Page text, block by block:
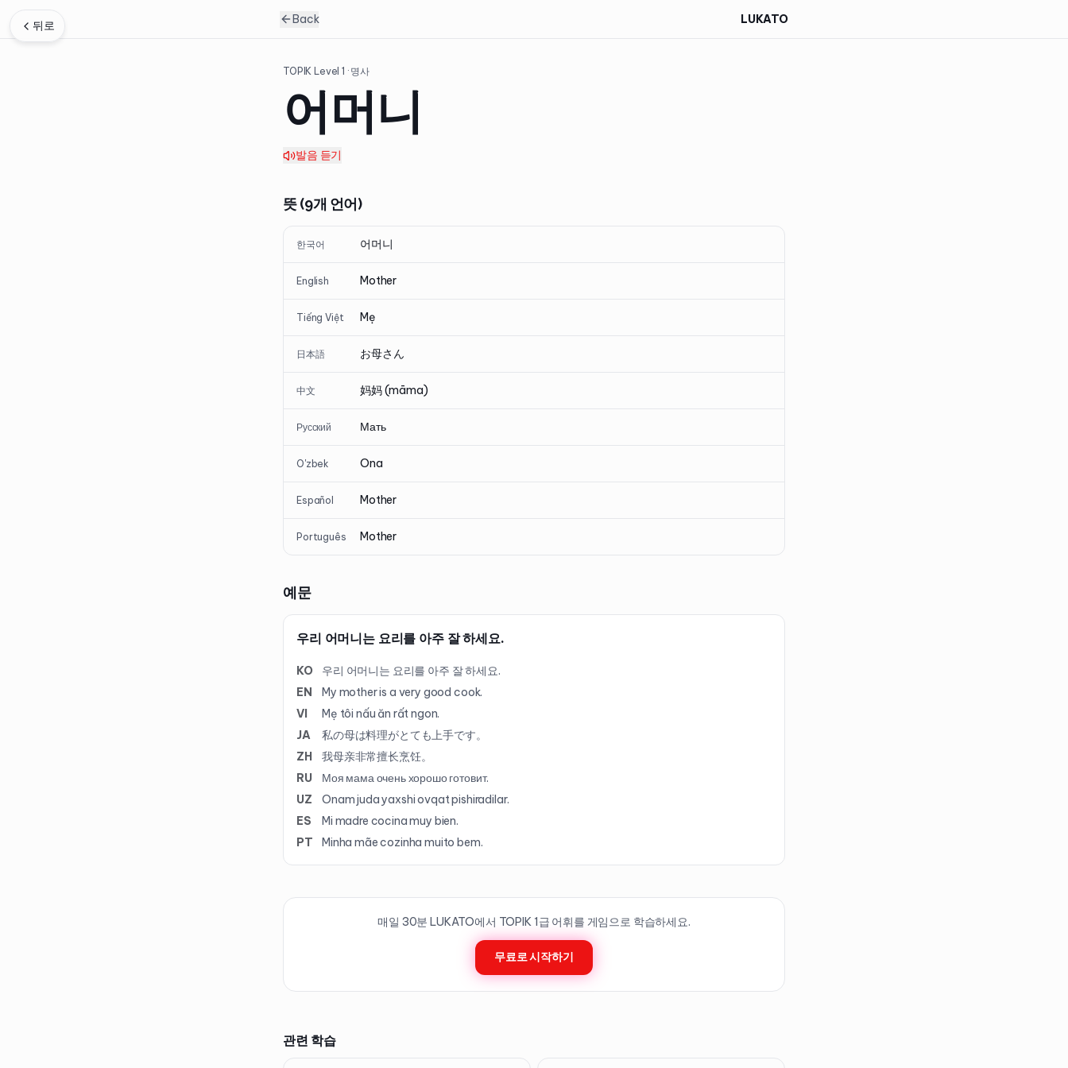
뒤로 Back LUKATO
TOPIK Level1 · 명사
어머니
발음 듣기
뜻 (9개 언어)
한국어 어머니
English Mother
Tiếng Việt Mẹ
日本語 お母さん
中文 妈妈 (māma)
Русский Мать
O'zbek Ona
Español Mother
Português Mother
예문
우리 어머니는 요리를 아주 잘 하세요.
KO
우리 어머니는 요리를 아주 잘 하세요.
EN
My mother is a very good cook.
VI
Mẹ tôi nấu ăn rất ngon.
JA
私の母は料理がとても上手です。
ZH
我母亲非常擅长烹饪。
RU
Моя мама очень хорошо готовит.
UZ
Onam juda yaxshi ovqat pishiradilar.
ES
Mi madre cocina muy bien.
PT
Minha mãe cozinha muito bem.
매일 30분 LUKATO에서 TOPIK 1급 어휘를 게임으로 학습하세요.
무료로 시작하기
관련 학습